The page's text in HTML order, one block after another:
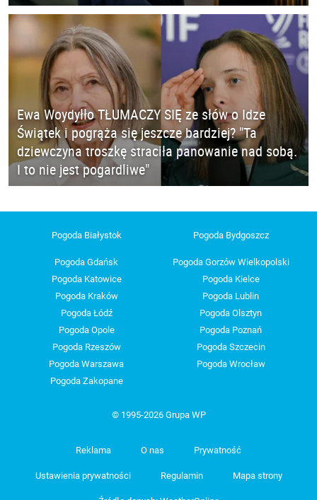
Ewa Woydyłło TŁUMACZY SIĘ ze słów o Idze
Świątek i pogrąża się jeszcze bardziej? "Ta
dziewczyna troszkę straciła panowanie nad sobą.
I to nie jest pogardliwe"
Pogoda Białystok Pogoda Bydgoszcz
Pogoda Gdańsk
Pogoda Gorzów Wielkopolski
Pogoda Katowice
Pogoda Kielce
Pogoda Kraków
Pogoda Lublin
Pogoda Łódź
Pogoda Olsztyn
Pogoda Opole
Pogoda Poznań
Pogoda Rzeszów
Pogoda Szczecin
Pogoda Warszawa
Pogoda Wrocław
Pogoda Zakopane
© 1995-2026 Grupa WP
Reklama O nas Prywatność
Ustawienia prywatności Regulamin Mapa strony